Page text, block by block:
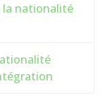
la nationalité